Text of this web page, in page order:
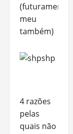
(futuramente,
meu
também)
4 razões
pelas
quais não